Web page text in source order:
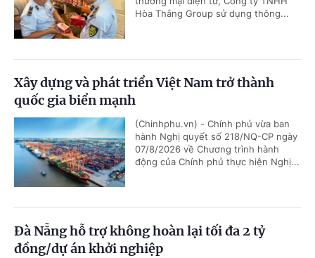
Hòa Thắng Group sử dụng thông...
Xây dựng và phát triển Việt Nam trở thành
quốc gia biển mạnh
(Chinhphu.vn) - Chính phủ vừa ban
hành Nghị quyết số 218/NQ-CP ngày
07/8/2026 về Chương trình hành
động của Chính phủ thực hiện Nghị...
Đà Nẵng hỗ trợ không hoàn lại tối đa 2 tỷ
đồng/dự án khởi nghiệp